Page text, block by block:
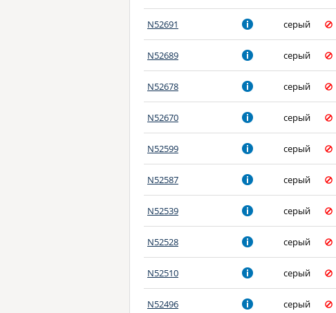
N52691 серый
N52689 серый
N52678 серый
N52670 серый
N52599 серый
N52587 серый
N52539 серый
N52528 серый
N52510 серый
N52496 серый